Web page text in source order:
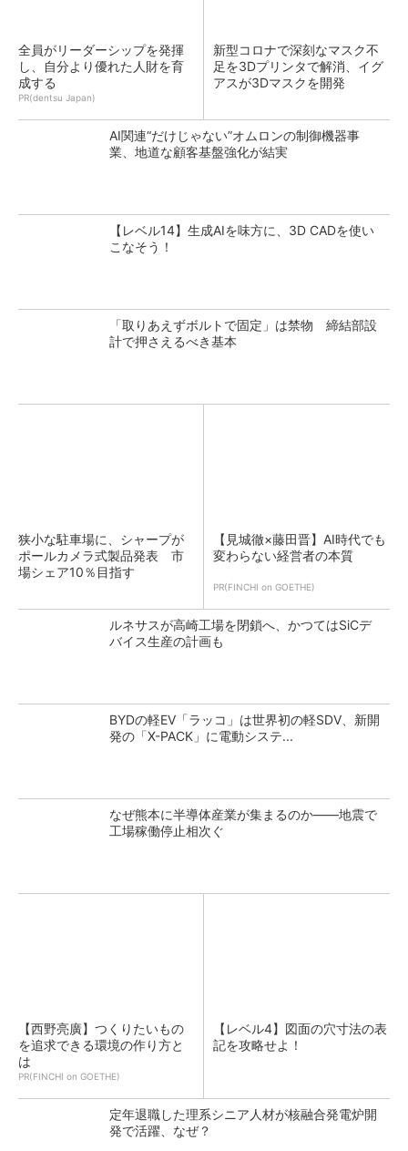
全員がリーダーシップを発揮
し、自分より優れた人財を育
成する
PR(dentsu Japan)
新型コロナで深刻なマスク不
足を3Dプリンタで解消、イグ
アスが3Dマスクを開発
AI関連“だけじゃない”オムロンの制御機器事
業、地道な顧客基盤強化が結実
【レベル14】生成AIを味方に、3D CADを使い
こなそう！
「取りあえずボルトで固定」は禁物 締結部設
計で押さえるべき基本
狭小な駐車場に、シャープが
ポールカメラ式製品発表 市
場シェア10％目指す
【見城徹×藤田晋】AI時代でも
変わらない経営者の本質
PR(FINCHI on GOETHE)
ルネサスが高崎工場を閉鎖へ、かつてはSiCデ
バイス生産の計画も
BYDの軽EV「ラッコ」は世界初の軽SDV、新開
発の「X-PACK」に電動システ...
なぜ熊本に半導体産業が集まるのか――地震で
工場稼働停止相次ぐ
【西野亮廣】つくりたいもの
を追求できる環境の作り方と
は
PR(FINCHI on GOETHE)
【レベル4】図面の穴寸法の表
記を攻略せよ！
定年退職した理系シニア人材が核融合発電炉開
発で活躍、なぜ？